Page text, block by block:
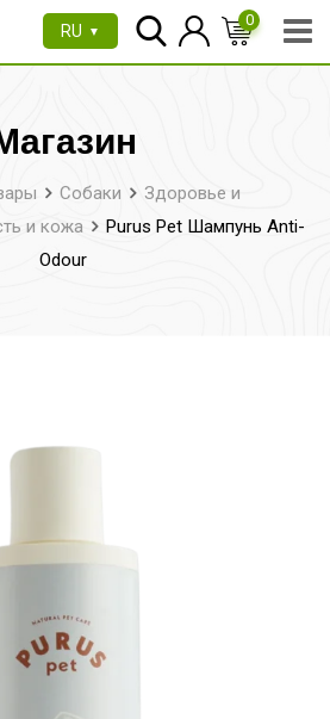
RU ▼
0
Собаки
Здоровье и
и кожа
Purus Pet Шампунь Anti-
Odour